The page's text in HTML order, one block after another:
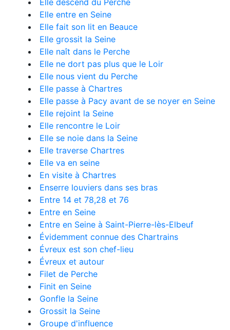
Elle descend du Perche
Elle entre en Seine
Elle fait son lit en Beauce
Elle grossit la Seine
Elle naît dans le Perche
Elle ne dort pas plus que le Loir
Elle nous vient du Perche
Elle passe à Chartres
Elle passe à Pacy avant de se noyer en Seine
Elle rejoint la Seine
Elle rencontre le Loir
Elle se noie dans la Seine
Elle traverse Chartres
Elle va en seine
En visite à Chartres
Enserre louviers dans ses bras
Entre 14 et 78,28 et 76
Entre en Seine
Entre en Seine à Saint-Pierre-lès-Elbeuf
Évidemment connue des Chartrains
Évreux est son chef-lieu
Évreux et autour
Filet de Perche
Finit en Seine
Gonfle la Seine
Grossit la Seine
Groupe d'influence